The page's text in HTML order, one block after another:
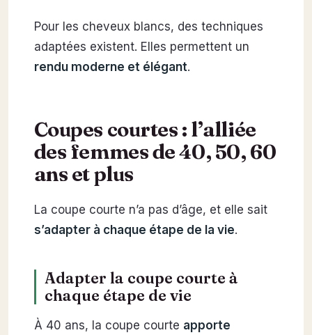
Pour les cheveux blancs, des techniques
adaptées existent. Elles permettent un
rendu moderne et élégant.
Coupes courtes : l’alliée
des femmes de 40, 50, 60
ans et plus
La coupe courte n’a pas d’âge, et elle sait
s’adapter à chaque étape de la vie.
Adapter la coupe courte à
chaque étape de vie
À 40 ans, la coupe courte apporte